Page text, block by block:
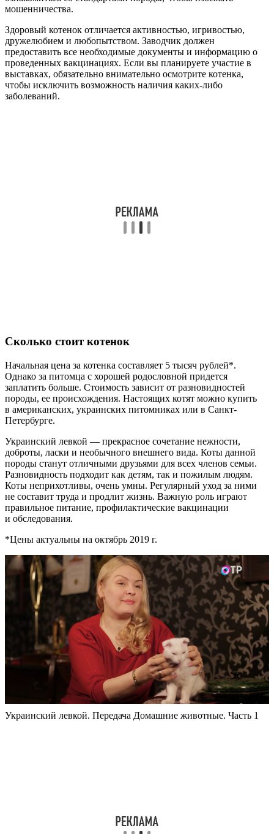
мошенничества.
Здоровый котенок отличается активностью, игривостью,
дружелюбием и любопытством. Заводчик должен
предоставить все необходимые документы и информацию о
проведенных вакцинациях. Если вы планируете участие в
выставках, обязательно внимательно осмотрите котенка,
чтобы исключить возможность наличия каких-либо
заболеваний.
Сколько стоит котенок
Начальная цена за котенка составляет 5 тысяч рублей*.
Однако за питомца с хорошей родословной придется
заплатить больше. Стоимость зависит от разновидностей
породы, ее происхождения. Настоящих котят можно купить
в американских, украинских питомниках или в Санкт-
Петербурге.
Украинский левкой — прекрасное сочетание нежности,
доброты, ласки и необычного внешнего вида. Коты данной
породы станут отличными друзьями для всех членов семьи.
Разновидность подходит как детям, так и пожилым людям.
Коты неприхотливы, очень умны. Регулярный уход за ними
не составит труда и продлит жизнь. Важную роль играют
правильное питание, профилактические вакцинации
и обследования.
*Цены актуальны на октябрь 2019 г.
Украинский левкой. Передача Домашние животные. Часть 1